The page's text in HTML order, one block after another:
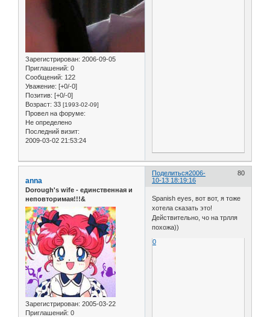
Зарегистрирован: 2006-09-05
Приглашений: 0
Сообщений: 122
Уважение: [+0/-0]
Позитив: [+0/-0]
Возраст: 33 [1993-02-09]
Провел на форуме:
Не определено
Последний визит:
2009-03-02 21:53:24
Поделиться 80
2006-
10-13 18:19:16
anna
Dorough's wife - единственная и
неповторимая!!!&
Зарегистрирован: 2005-03-22
Приглашений: 0
Spanish eyes, вот вот, я тоже
хотела сказать это!
Действительно, чо на трлля
похожа))
0